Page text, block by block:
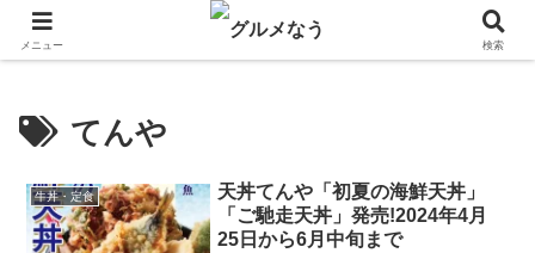
飲食店キャンペーン・食品飲料お菓子新発売のグルメニュース。
てんや
牛丼・定食
天丼てんや「初夏の海鮮天丼」
「ご馳走天丼」発売!2024年4月
25日から6月中旬まで
メニュー 検索